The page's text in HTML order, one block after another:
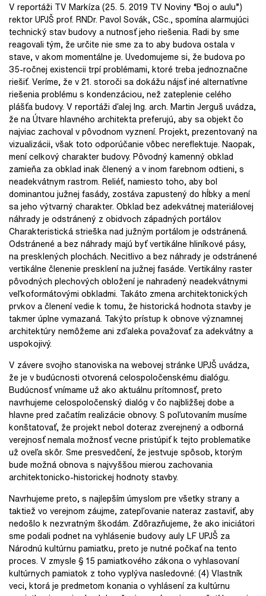
V reportáži TV Markíza (25. 5. 2019 TV Noviny “Boj o aulu”)
rektor UPJŠ prof. RNDr. Pavol Sovák, CSc., spomína alarmujúci
technický stav budovy a nutnosť jeho riešenia. Radi by sme
reagovali tým, že určite nie sme za to aby budova ostala v
stave, v akom momentálne je. Uvedomujeme si, že budova po
35-ročnej existencii trpí problémami, ktoré treba jednoznačne
riešiť. Veríme, že v 21. storoči sa dokážu nájsť iné alternatívne
riešenia problému s kondenzáciou, než zateplenie celého
plášťa budovy. V reportáži ďalej Ing. arch. Martin Jerguš uvádza,
že na Útvare hlavného architekta preferujú, aby sa objekt čo
najviac zachoval v pôvodnom vyznení. Projekt, prezentovaný na
vizualizácii, však toto odporúčanie vôbec nereflektuje. Naopak,
mení celkový charakter budovy. Pôvodný kamenný obklad
zamieňa za obklad inak členený a v inom farebnom odtieni, s
neadekvátnym rastrom. Reliéf, namiesto toho, aby bol
dominantou južnej fasády, zostáva zapustený do hĺbky a mení
sa jeho výtvarný charakter. Obklad bez adekvátnej materiálovej
náhrady je odstránený z obidvoch západných portálov.
Charakteristická strieška nad južným portálom je odstránená.
Odstránené a bez náhrady majú byť vertikálne hliníkové pásy,
na presklených plochách. Necitlivo a bez náhrady je odstránené
vertikálne členenie presklení na južnej fasáde. Vertikálny raster
pôvodných plechových obložení je nahradený neadekvátnymi
veľkoformátovými obkladmi. Takáto zmena architektonických
prvkov a členení vedie k tomu, že historická hodnota stavby je
takmer úplne vymazaná. Takýto prístup k obnove významnej
architektúry nemôžeme ani zďaleka považovať za adekvátny a
uspokojivý.
V závere svojho stanoviska na webovej stránke UPJŠ uvádza,
že je v budúcnosti otvorená celospoločenskému dialógu.
Budúcnosť vnímame už ako aktuálnu prítomnosť, preto
navrhujeme celospoločenský dialóg v čo najbližšej dobe a
hlavne pred začatím realizácie obnovy. S poľutovaním musíme
konštatovať, že projekt nebol doteraz zverejnený a odborná
verejnosť nemala možnosť vecne pristúpiť k tejto problematike
už oveľa skôr. Sme presvedčení, že jestvuje spôsob, ktorým
bude možná obnova s najvyššou mierou zachovania
architektonicko-historickej hodnoty stavby.
Navrhujeme preto, s najlepším úmyslom pre všetky strany a
taktiež vo verejnom záujme, zatepľovanie nateraz zastaviť, aby
nedošlo k nezvratným škodám. Zdôrazňujeme, že ako iniciátori
sme podali podnet na vyhlásenie budovy auly LF UPJŠ za
Národnú kultúrnu pamiatku, preto je nutné počkať na tento
proces. V zmysle § 15 pamiatkového zákona o vyhlasovaní
kultúrnych pamiatok z toho vyplýva nasledovné: (4) Vlastník
veci, ktorá je predmetom konania o vyhlásení za kultúrnu